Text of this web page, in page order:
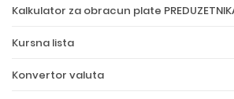
Kalkulator za obracun plate
Kursna lista
Konvertor valuta